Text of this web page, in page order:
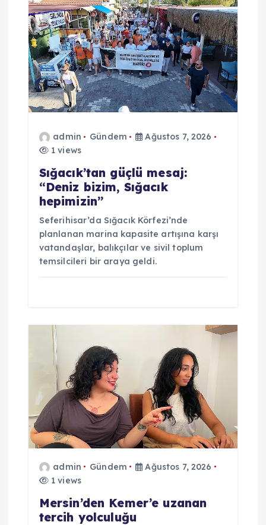
n
m
e
admin Gündem
Ağustos 7, 2026
1 views
Sığacık’tan güçlü mesaj:
“Deniz bizim, Sığacık
hepimizin”
Seferihisar’da Sığacık Körfezi’nde
planlanan marina kapasite artışına karşı
vatandaşlar, balıkçılar ve sivil toplum
temsilcileri bir araya geldi.
admin Gündem
Ağustos 7, 2026
1 views
Mersin’den Kemer’e uzanan
tercih yolculuğu